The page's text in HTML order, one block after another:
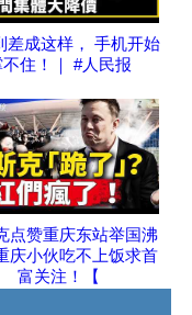
差成这样， 手机开始
不住！｜ #人民报
点赞重庆东站举国沸
庆小伙吃不上饭求首
富关注！【